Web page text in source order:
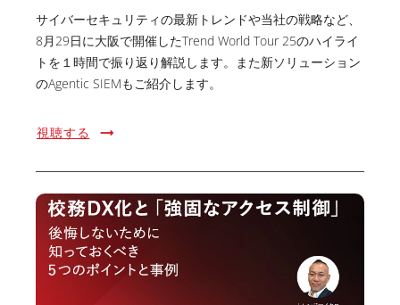
サイバーセキュリティの最新トレンドや当社の戦略など、
8月29日に大阪で開催したTrend World Tour 25のハイライ
トを１時間で振り返り解説します。また新ソリューション
のAgentic SIEMもご紹介します。
視聴する